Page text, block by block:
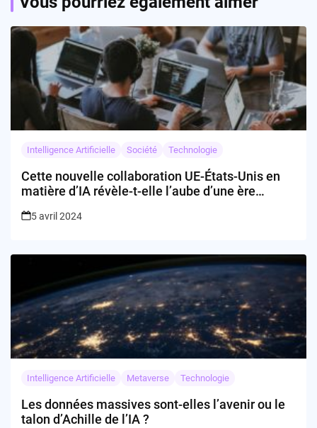
Intelligence Artificielle Société Technologie
Cette nouvelle collaboration UE-États-Unis en
matière d’IA révèle-t-elle l’aube d’une ère
5 avril 2024
Intelligence Artificielle Metaverse Technologie
Les données massives sont-elles l’avenir ou le
talon d’Achille de l’IA ?